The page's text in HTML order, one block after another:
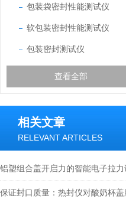
包装袋密封性能测试仪
软包装密封性能测试仪
包装密封测试仪
查看全部
相关文章
RELEVANT ARTICLES